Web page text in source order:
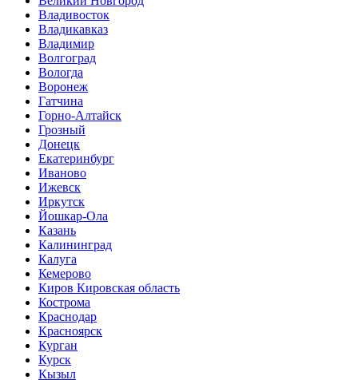
Владивосток
Владикавказ
Владимир
Волгоград
Вологда
Воронеж
Гатчина
Горно-Алтайск
Грозный
Донецк
Екатеринбург
Иваново
Ижевск
Иркутск
Йошкар-Ола
Казань
Калининград
Калуга
Кемерово
Киров Кировская область
Кострома
Краснодар
Красноярск
Курган
Курск
Кызыл